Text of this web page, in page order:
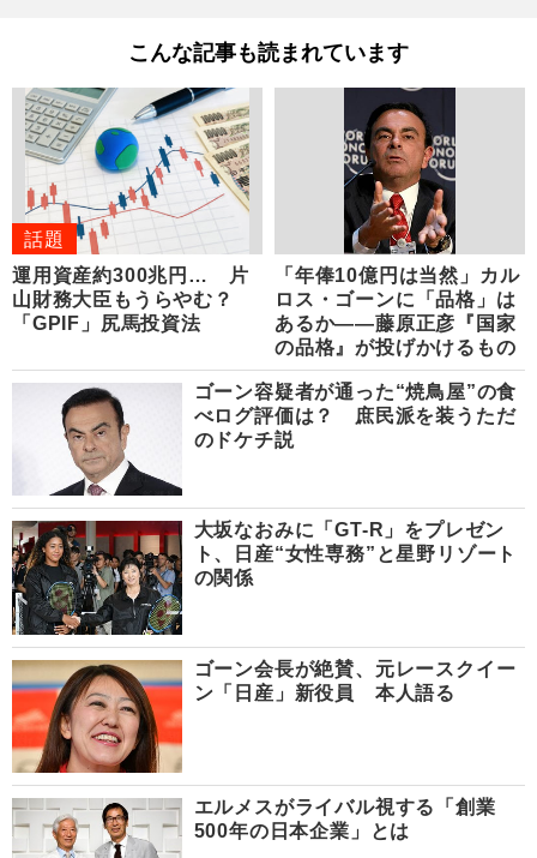
こんな記事も読まれています
話題
運用資産約300兆円… 片
山財務大臣もうらやむ？
「GPIF」尻馬投資法
「年俸10億円は当然」カル
ロス・ゴーンに「品格」は
あるか――藤原正彦『国家
の品格』が投げかけるもの
ゴーン容疑者が通った“焼鳥屋”の食
べログ評価は？ 庶民派を装うただ
のドケチ説
大坂なおみに「GT-R」をプレゼン
ト、日産“女性専務”と星野リゾート
の関係
ゴーン会長が絶賛、元レースクイー
ン「日産」新役員 本人語る
エルメスがライバル視する「創業
500年の日本企業」とは